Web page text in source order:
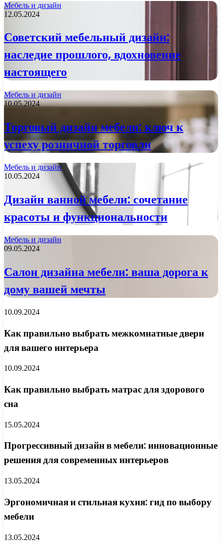
Мебель и дизайн
12.05.2024
Советский мебельный дизайн:
наследие прошлого, вдохновение
настоящего
Мебель и дизайн
10.05.2024
Торговый дизайн мебели: ключ к
успеху розничной торговли
Мебель и дизайн
10.05.2024
Дизайн ванной мебели: сочетание
красоты и функциональности
Мебель и дизайн
09.05.2024
Салон дизайна мебели: ваша дорога к
дому вашей мечты
10.09.2024
Как правильно выбрать межкомнатные двери
для вашего интерьера
10.09.2024
Как правильно выбрать матрас для здорового
сна
15.05.2024
Прогрессивный дизайн в мебели: инновационные
решения для современных интерьеров
13.05.2024
Эргономичная и стильная кухня: гид по выбору
мебели
13.05.2024